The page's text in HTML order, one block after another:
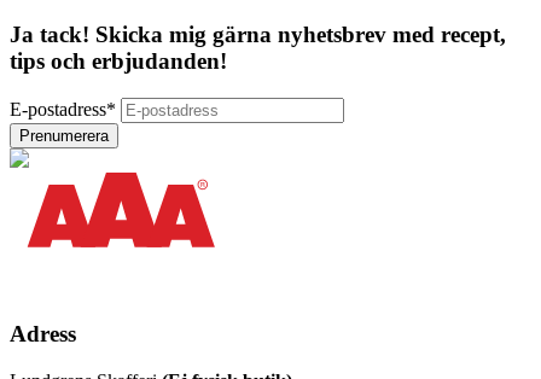
Ja tack! Skicka mig gärna nyhetsbrev med recept,
tips och erbjudanden!
E-postadress*
Adress